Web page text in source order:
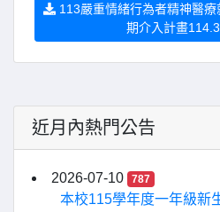
113嚴重情緒行為者精神醫
期介入計畫
近月內熱門公告
2026-07-10 787
本校115學年度一年級新